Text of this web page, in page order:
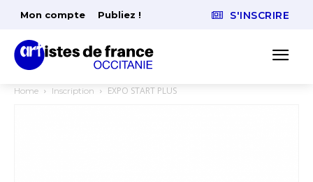
Mon compte Publiez ! S'INSCRIRE
Home Inscription EXPO START PLUS